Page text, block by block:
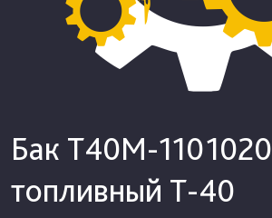
Бак Т40М-1101020
топливный Т-40